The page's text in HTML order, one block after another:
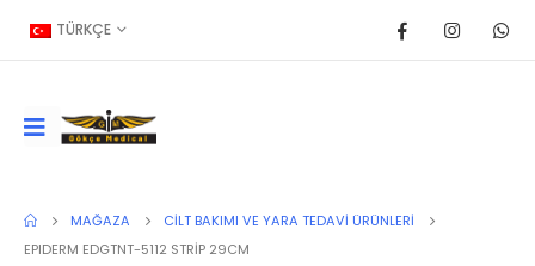
TÜRKÇE
MAĞAZA
CILT BAKIMI VE YARA TEDAVI ÜRÜNLERI
EPIDERM EDGTNT-5112 STRİP 29CM